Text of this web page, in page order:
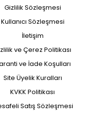
Gizlilik Sözleşmesi
Kullanıcı Sözleşmesi
İletişim
ve Çerez Politikası
ve İade Koşulları
Site Üyelik Kuralları
KVKK Politikası
Satış Sözleşmesi